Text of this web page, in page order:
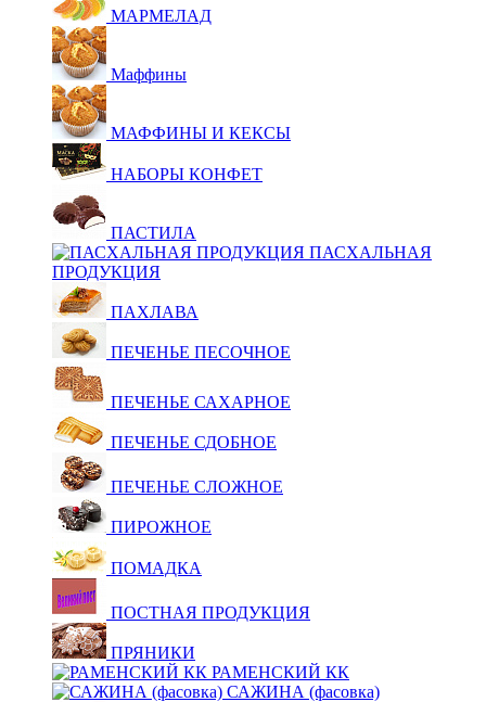
МАРМЕЛАД
Маффины
МАФФИНЫ И КЕКСЫ
НАБОРЫ КОНФЕТ
ПАСТИЛА
ПАСХАЛЬНАЯ
ПРОДУКЦИЯ
ПАХЛАВА
ПЕЧЕНЬЕ ПЕСОЧНОЕ
ПЕЧЕНЬЕ САХАРНОЕ
ПЕЧЕНЬЕ СДОБНОЕ
ПЕЧЕНЬЕ СЛОЖНОЕ
ПИРОЖНОЕ
ПОМАДКА
ПОСТНАЯ ПРОДУКЦИЯ
ПРЯНИКИ
РАМЕНСКИЙ КК
САЖИНА (фасовка)